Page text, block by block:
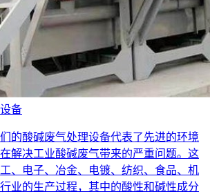
备
的酸碱废气处理设备代表了先进的环境
解决工业酸碱废气带来的严重问题。这
、电子、冶金、电镀、纺织、食品、机
业的生产过程，其中的酸性和碱性成分